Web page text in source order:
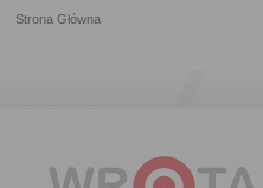
Strona Główna